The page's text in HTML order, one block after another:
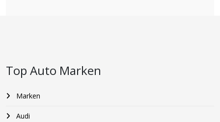
Top Auto Marken
Marken
Audi